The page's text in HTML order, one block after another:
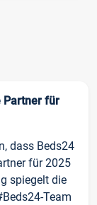
Partner für
dass Beds24
für 2025
spiegelt die
Team